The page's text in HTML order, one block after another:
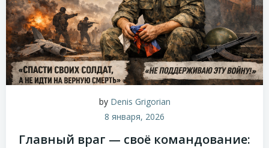
by Denis Grigorian
8 января, 2026
Главный враг — своё командование: